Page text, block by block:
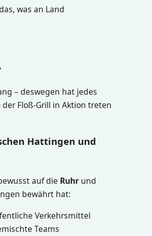
was an Land
– deswegen hat jedes
Floß-Grill in Aktion treten
Hattingen und
auf die Ruhr und
bewährt hat:
Verkehrsmittel
Teams